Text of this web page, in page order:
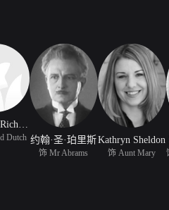
Warner P Richmond
Dutch 约翰·圣·珀里斯
饰 Mr Abrams
Kathryn Sheldon
饰 Aunt Mary